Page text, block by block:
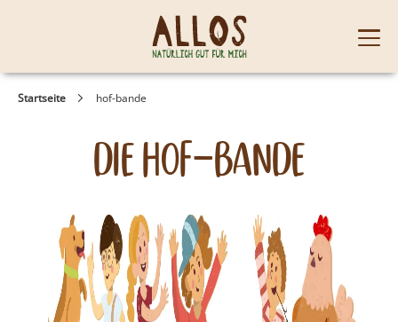
Skip to content
menu
Startseite hof-bande
die hof-bande